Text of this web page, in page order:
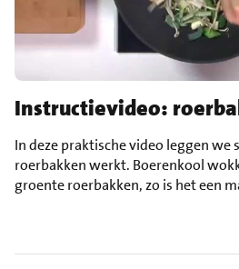
Instructievideo:
In deze praktische video leggen we
roerbakken werkt. Boerenkool
groente roerbakken, zo is het een